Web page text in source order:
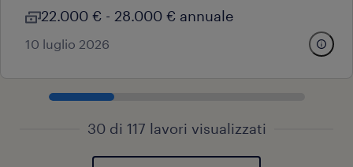
22.000 € - 28.000 € annuale
10 luglio 2026
30 di 117 lavori visualizzati